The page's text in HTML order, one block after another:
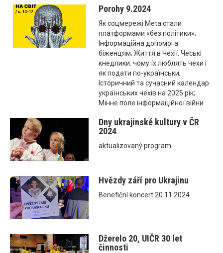
Porohy 9.2024
Як соцмережі Meta стали
платформами «без політики»;
Інформаційна допомога
біженцям; Життя в Чехії: Чеські
кнедлики: чому їх люблять чехи і
як подати по-українськи;
Історичний та сучасний календар
українських чехів на 2025 рік;
Мінне поле інформаційної війни
Dny ukrajinské kultury v ČR
2024
aktualizovaný program
Hvězdy září pro Ukrajinu
Benefiční koncert 20.11.2024
Džerelo 20, UIČR 30 let
činnosti